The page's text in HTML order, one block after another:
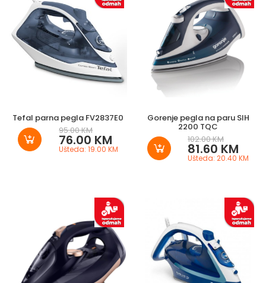
Tefal parna pegla FV2837E0
95.00 KM
76.00 KM
Ušteda: 19.00 KM
Gorenje pegla na paru SIH
2200 TQC
102.00 KM
81.60 KM
Ušteda: 20.40 KM